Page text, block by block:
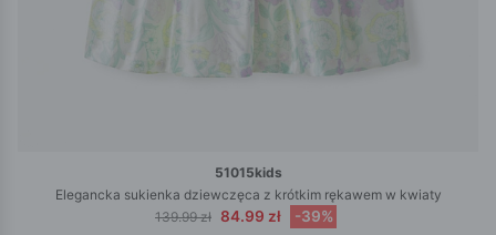
51015kids
Elegancka sukienka dziewczęca z krótkim rękawem w kwiaty
139.99 zł 84.99 zł -39%